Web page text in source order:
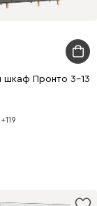
зеркалом
шкаф Пронто 3-
+119